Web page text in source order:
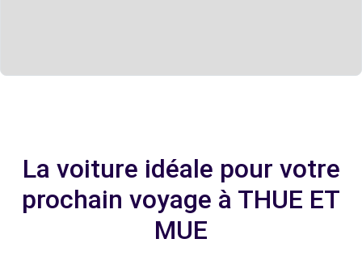
La voiture idéale pour votre
prochain voyage à THUE ET
MUE